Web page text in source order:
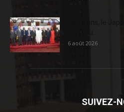
6 août 2026
SUIVEZ-